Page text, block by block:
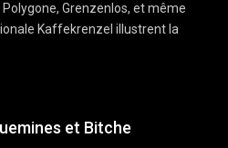
Grenzenlos, et même
Kaffekrenzel illustrent la
et Bitche